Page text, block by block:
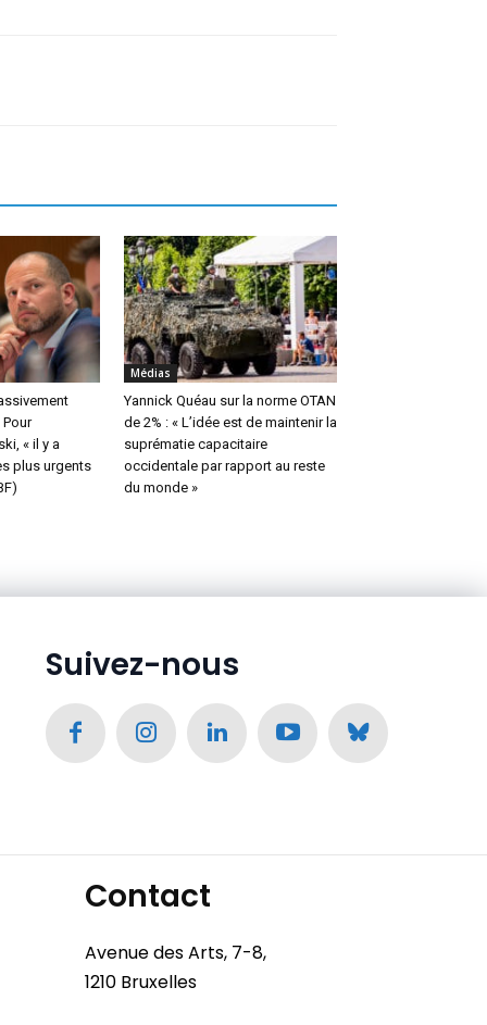
« il y a
plus urgents
Médias
Yannick Quéau sur la norme OTAN
de 2% : « L’idée est de maintenir la
suprématie capacitaire
occidentale par rapport au reste
du monde »
Suivez-nous
Contact
Avenue des Arts, 7-8,
1210 Bruxelles